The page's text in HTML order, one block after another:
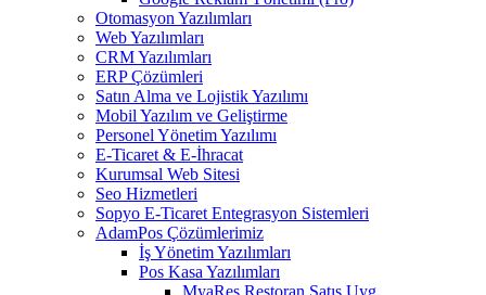
Otomasyon Yazılımları
Web Yazılımları
CRM Yazılımları
ERP Çözümleri
Satın Alma ve Lojistik Yazılımı
Mobil Yazılım ve Geliştirme
Personel Yönetim Yazılımı
E-Ticaret & E-İhracat
Kurumsal Web Sitesi
Seo Hizmetleri
Sopyo E-Ticaret Entegrasyon Sistemleri
AdamPos Çözümlerimiz
İş Yönetim Yazılımları
Pos Kasa Yazılımları
MyaRes Restoran Satış Uyg.